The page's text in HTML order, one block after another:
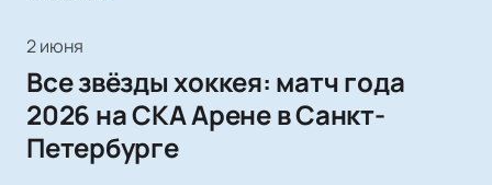
2 июня
Все звёзды хоккея: матч года
2026 на СКА Арене в Санкт-
Петербурге